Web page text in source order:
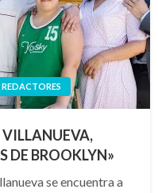
REDACTORES
DE BROOKLYN»
se encuentra a